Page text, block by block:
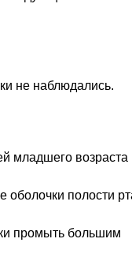
не наблюдались.
младшего возраста
оболочки полости
промыть большим